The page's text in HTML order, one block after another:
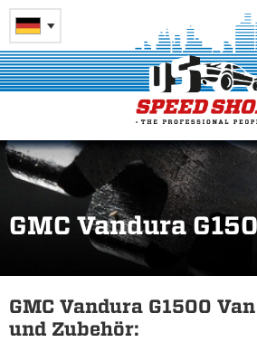
GMC Vandura
GMC Vandura G1500
und Zubehör: